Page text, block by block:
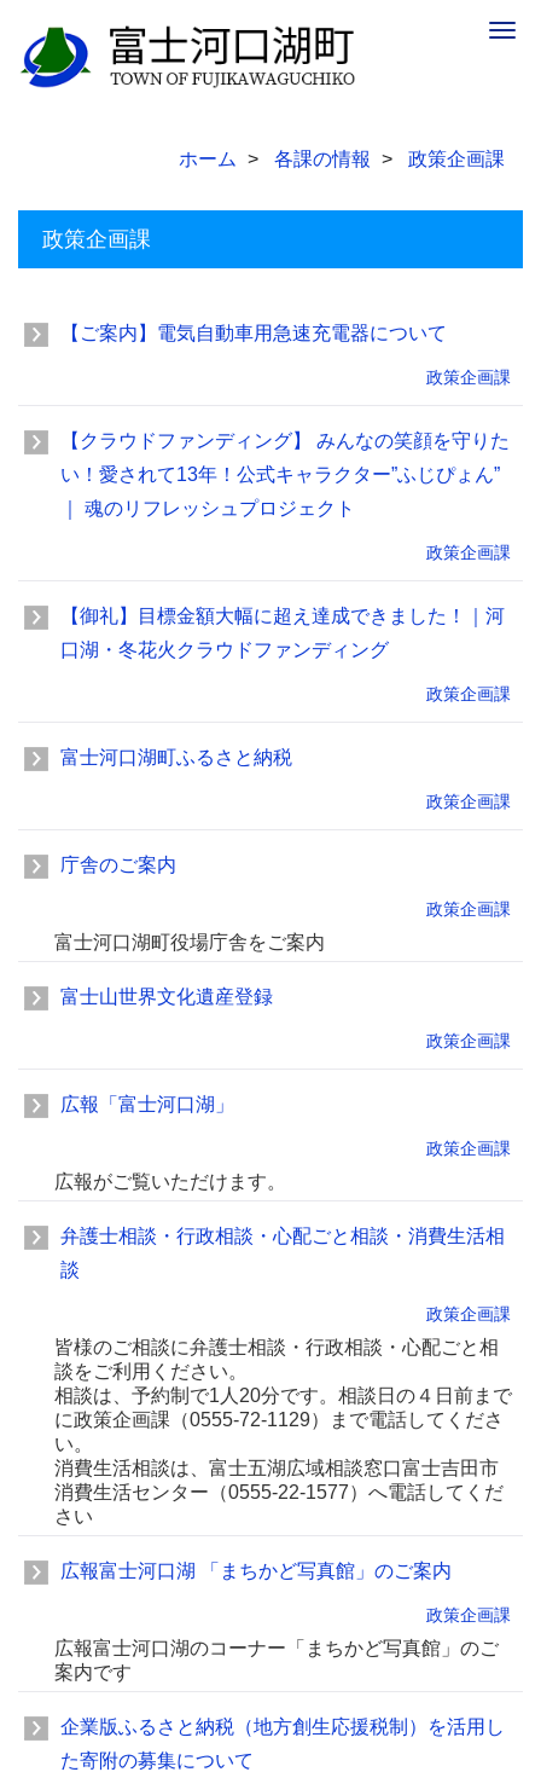
ホーム 各課の情報 政策企画課
政策企画課
【ご案内】電気自動車用急速充電器について
政策企画課
【クラウドファンディング】 みんなの笑顔を守りた
い！愛されて13年！公式キャラクター”ふじぴょん”
｜ 魂のリフレッシュプロジェクト
政策企画課
【御礼】目標金額大幅に超え達成できました！｜河
口湖・冬花火クラウドファンディング
政策企画課
富士河口湖町ふるさと納税
政策企画課
庁舎のご案内
政策企画課
富士河口湖町役場庁舎をご案内
富士山世界文化遺産登録
政策企画課
広報「富士河口湖」
政策企画課
広報がご覧いただけます。
弁護士相談・行政相談・心配ごと相談・消費生活相
談
政策企画課
皆様のご相談に弁護士相談・行政相談・心配ごと相
談をご利用ください。
相談は、予約制で1人20分です。相談日の４日前まで
に政策企画課（0555-72-1129）まで電話してくださ
い。
消費生活相談は、富士五湖広域相談窓口富士吉田市
消費生活センター（0555-22-1577）へ電話してくだ
さい
広報富士河口湖 「まちかど写真館」のご案内
政策企画課
広報富士河口湖のコーナー「まちかど写真館」のご
案内です
企業版ふるさと納税（地方創生応援税制）を活用し
た寄附の募集について